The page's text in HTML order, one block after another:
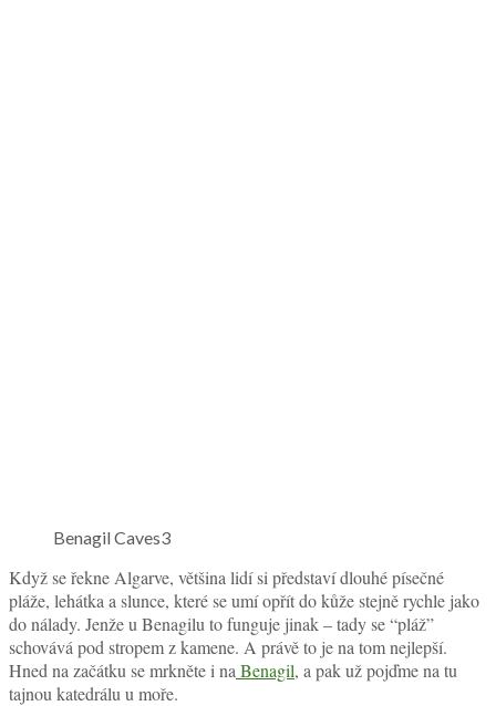
Benagil Caves3
Když se řekne Algarve, většina lidí si představí dlouhé písečné
pláže, lehátka a slunce, které se umí opřít do kůže stejně rychle jako
do nálady. Jenže u Benagilu to funguje jinak – tady se “pláž”
schovává pod stropem z kamene. A právě to je na tom nejlepší.
Hned na začátku se mrkněte i na Benagil, a pak už pojďme na tu
tajnou katedrálu u moře.